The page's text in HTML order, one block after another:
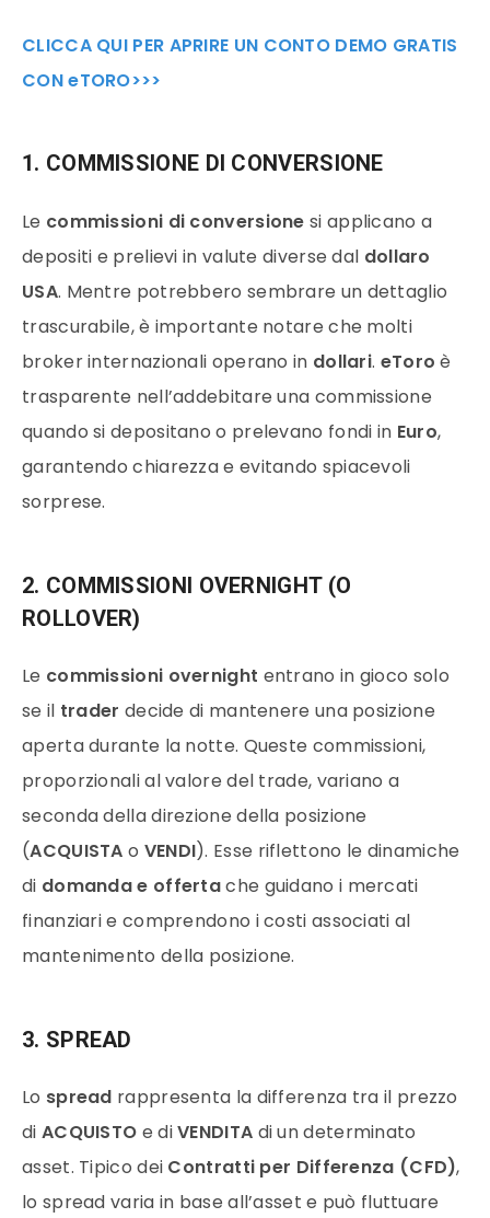
CLICCA QUI PER APRIRE UN CONTO DEMO GRATIS
CON eTORO>>>
1. COMMISSIONE DI CONVERSIONE
Le commissioni di conversione si applicano a
depositi e prelievi in valute diverse dal dollaro
USA. Mentre potrebbero sembrare un dettaglio
trascurabile, è importante notare che molti
broker internazionali operano in dollari. eToro è
trasparente nell’addebitare una commissione
quando si depositano o prelevano fondi in Euro,
garantendo chiarezza e evitando spiacevoli
sorprese.
2. COMMISSIONI OVERNIGHT (O
ROLLOVER)
Le commissioni overnight entrano in gioco solo
se il trader decide di mantenere una posizione
aperta durante la notte. Queste commissioni,
proporzionali al valore del trade, variano a
seconda della direzione della posizione
(ACQUISTA o VENDI). Esse riflettono le dinamiche
di domanda e offertache guidano i mercati
finanziari e comprendono i costi associati al
mantenimento della posizione.
3. SPREAD
Lo spread rappresenta la differenza tra il prezzo
di ACQUISTO e diVENDITA di un determinato
asset. Tipico dei Contratti per Differenza (CFD),
lo spread varia in base all’asset e può fluttuare